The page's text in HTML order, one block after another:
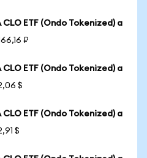
ETF (Ondo Tokenized) a
₽
ETF (Ondo Tokenized) a
$
ETF (Ondo Tokenized) a
$